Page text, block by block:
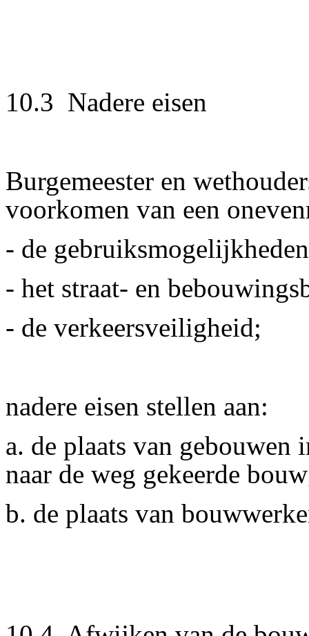
10.3 Nadere eisen
Burgemeester en
voorkomen van een
- de
- het straat- en
- de verkeersveiligheid;
nadere eisen stellen aan:
a. de plaats van gebouwen
naar de weg gekeerde
b. de plaats van